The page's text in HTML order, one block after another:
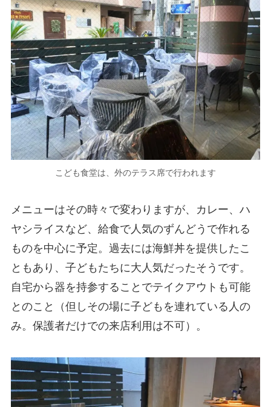
こども食堂は、外のテラス席で行われます
メニューはその時々で変わりますが、カレー、ハ
ヤシライスなど、給食で人気のずんどうで作れる
ものを中心に予定。過去には海鮮丼を提供したこ
ともあり、子どもたちに大人気だったそうです。
自宅から器を持参することでテイクアウトも可能
とのこと（但しその場に子どもを連れている人の
み。保護者だけでの来店利用は不可）。